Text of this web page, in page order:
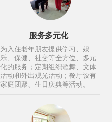
服务多元化
为入住老年朋友提供学习、娱
乐、保健、社交等全方位、多元
化的服务；定期组织歌舞、文体
活动和外出观光活动；餐厅设有
家庭团聚、生日庆典等活动。